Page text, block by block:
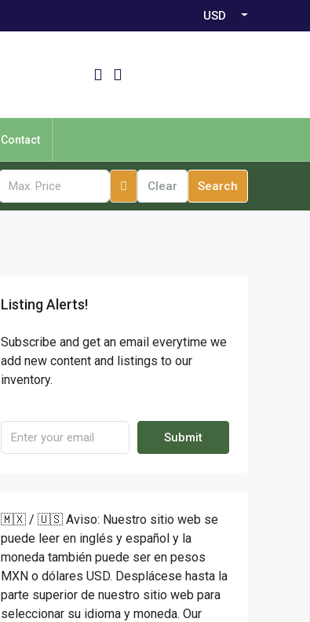
USD
Contact
Clear Search
Listing Alerts!
Subscribe and get an email everytime we
add new content and listings to our
inventory.
Submit
🇲🇽 / 🇺🇸 Aviso: Nuestro sitio web se
puede leer en inglés y español y la
moneda también puede ser en pesos
MXN o dólares USD. Desplácese hasta la
parte superior de nuestro sitio web para
seleccionar su idioma y moneda. Our